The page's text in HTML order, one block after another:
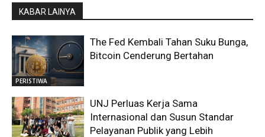
KABAR LAINYA
PERISTIWA
The Fed Kembali Tahan Suku Bunga,
Bitcoin Cenderung Bertahan
UNJ Perluas Kerja Sama
Internasional dan Susun Standar
Pelayanan Publik yang Lebih